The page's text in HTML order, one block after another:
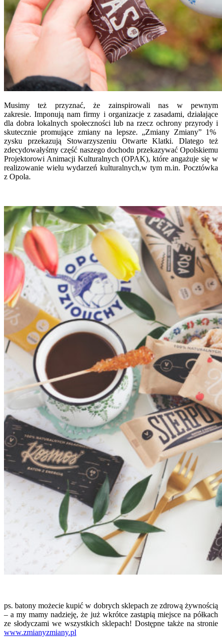
Musimy też przyznać, że zainspirowali nas w pewnym
zakresie.Imponują nam firmy i organizacje z zasadami, działające
dla dobra lokalnych społeczności lub na rzecz ochrony przyrody i
skutecznie promujące zmiany na lepsze. „Zmiany Zmiany” 1%
zysku przekazują Stowarzyszeniu Otwarte Klatki. Dlatego też
zdecydowałyśmy część naszego dochodu przekazywać Opolskiemu
Projektorowi Animacji Kulturalnych (OPAK), które angażuje się w
realizowanie wielu wydarzeń kulturalnych,w tym m.in. Pocztówka
z Opola.
ps. batony możecie kupić w dobrych sklepach ze zdrową żywnością
– a my mamy nadzieję, że już wkrótce zastąpią miejsce na półkach
ze słodyczami we wszystkich sklepach! Dostępne także na stronie
www.zmianyzmiany.pl